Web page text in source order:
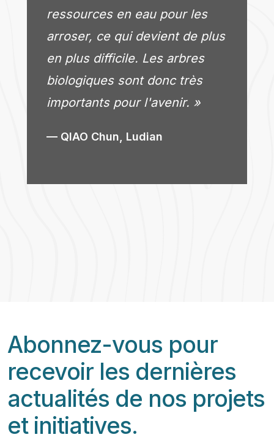
ressources en eau pour les
arroser, ce qui devient de plus
en plus difficile. Les arbres
biologiques sont donc très
importants pour l'avenir. »
QIAO Chun, Ludian
Abonnez-vous pour
recevoir les dernières
actualités de nos projets
et initiatives.